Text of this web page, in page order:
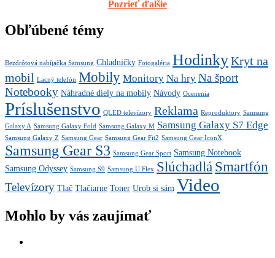
Pozrieť ďalšie
Obľúbené témy
Bezdrôtová nabíjačka Samsung Chladničky Fotogaléria HodinkyKryt na
mobil Lacný telefón Mobily Monitory Na hry Na šport
Notebooky Náhradné diely na mobily Návody Ocenenia
Príslušenstvo QLED televízory Reklama Reproduktory Samsung
Galaxy A Samsung Galaxy Fold Samsung Galaxy M Samsung Galaxy S7 Edge
Samsung Galaxy Z Samsung Gear Samsung Gear Fit2 Samsung Gear IconX
Samsung Gear S3 Samsung Gear Sport Samsung Notebook
Samsung Odyssey Samsung S9 Samsung U Flex Slúchadlá Smartfón
Televízory Tlač Tlačiarne Toner Urob si sám Video
Mohlo by vás zaujímať